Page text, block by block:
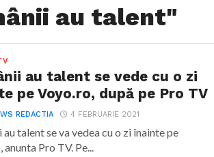
au talent"
au talent se vede cu o zi
pe Voyo.ro, după pe Pro TV
REDACTIA 4 FEBRUARIE 2021
au talent se va vedea cu o zi înainte pe
anunta Pro TV. Pe...